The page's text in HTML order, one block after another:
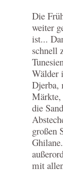
Die
weiter
ist...
schnell
Wälder
Djerba,
Märkte,
die
großen
mit